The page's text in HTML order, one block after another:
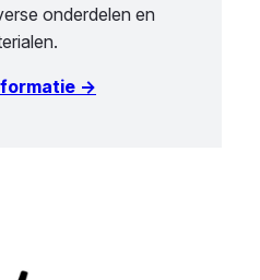
onderdelen en
→